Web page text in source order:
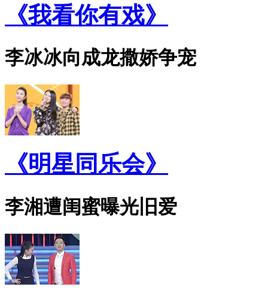
《我看你有戏》
李冰冰向成龙撒娇争宠
《明星同乐会》
李湘遭闺蜜曝光旧爱